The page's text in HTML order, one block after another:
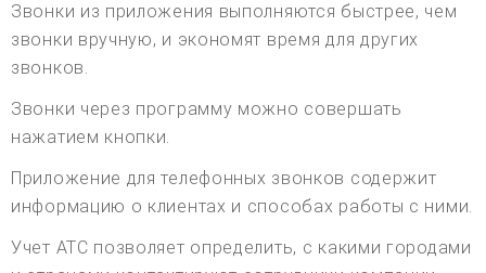
Звонки из приложения выполняются быстрее, чем
звонки вручную, и экономят время для других
звонков.
Звонки через программу можно совершать
нажатием кнопки.
Приложение для телефонных звонков содержит
информацию о клиентах и способах работы с ними.
Учет АТС позволяет определить, с какими городами